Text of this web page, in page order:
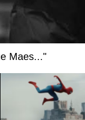
Maes..."